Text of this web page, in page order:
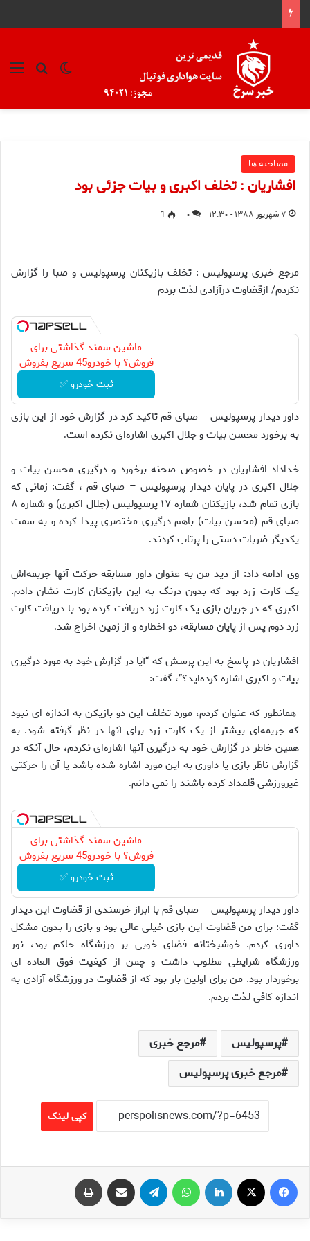
تغییر پوسته
مصاحبه ها
افشاریان : تخلف اکبری و بیات جزئی بود
۷ شهریور ۱۳۸۸ - ۱۲:۳۰ ۰ 1
مرجع خبری پرسپولیس : تخلف بازیکنان پرسپولیس و صبا را گزارش
نکردم/ ازقضاوت درآزادی لذت بردم
ماشین سمند گذاشتی برای
فروش؟ با خودرو45 سریع بفروش
ثبت خودرو ✅
داور دیدار پرسپولیس – صبای قم تاکید کرد در گزارش خود از این بازی
به برخورد محسن بیات و جلال اکبری اشاره‌ای نکرده است.
خداداد افشاریان در خصوص صحنه برخورد و درگیری محسن بیات و
جلال اکبری در پایان دیدار پرسپولیس – صبای قم ، گفت: زمانی که
بازی تمام شد، بازیکنان شماره ۱۷ پرسپولیس (جلال اکبری) و شماره ۸
صبای قم (محسن بیات) باهم درگیری مختصری پیدا کرده و به سمت
یکدیگر ضربات دستی را پرتاب کردند.
وی ادامه داد: از دید من به عنوان داور مسابقه حرکت آنها جریمه‌اش
یک کارت زرد بود که بدون درنگ به این بازیکنان کارت نشان دادم.
اکبری که در جریان بازی یک کارت زرد دریافت کرده بود با دریافت کارت
زرد دوم پس از پایان مسابقه، دو اخطاره و از زمین اخراج شد.
افشاریان در پاسخ به این پرسش که “آیا در گزارش خود به مورد درگیری
بیات و اکبری اشاره کرده‌اید؟”، گفت:
همانطور که عنوان کردم، مورد تخلف این دو بازیکن به اندازه ای نبود
که جریمه‌ای بیشتر از یک کارت زرد برای آنها در نظر گرفته شود. به
همین خاطر در گزارش خود به درگیری آنها اشاره‌ای نکردم، حال آنکه در
گزارش ناظر بازی یا داوری به این مورد اشاره شده باشد یا آن را حرکتی
غیرورزشی قلمداد کرده باشند را نمی دانم.
ماشین سمند گذاشتی برای
فروش؟ با خودرو45 سریع بفروش
ثبت خودرو ✅
داور دیدار پرسپولیس – صبای قم با ابراز خرسندی از قضاوت این دیدار
گفت: برای من قضاوت این بازی خیلی عالی بود و بازی را بدون مشکل
داوری کردم. خوشبختانه فضای خوبی بر ورزشگاه حاکم بود، نور
ورزشگاه شرایطی مطلوب داشت و چمن از کیفیت فوق العاده ای
برخوردار بود. من برای اولین بار بود که از قضاوت در ورزشگاه آزادی به
اندازه کافی لذت بردم.
پرسپولیس
مرجع خبری
مرجع خبری پرسپولیس
کپی لینک
فیس بوک لینکدین تلگرام اشتراک گذاری از طریق ایمیل